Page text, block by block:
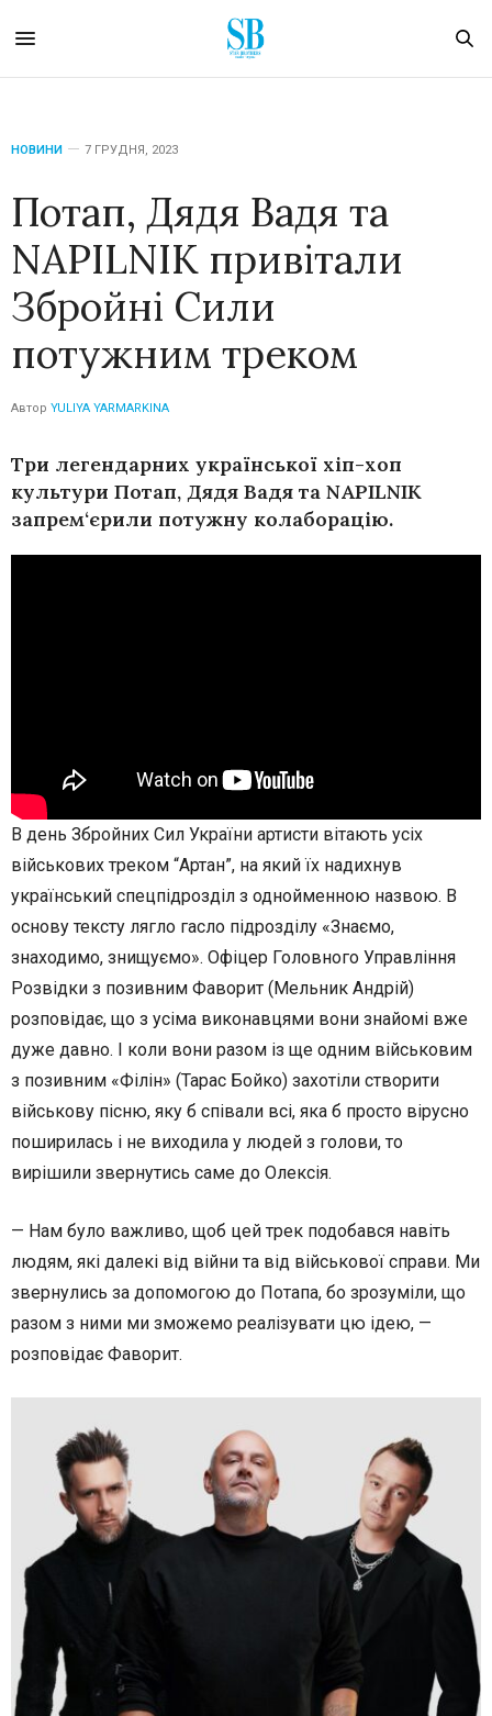
НОВИНИ 7 ГРУДНЯ, 2023
Потап, Дядя Вадя та
NAPILNIK привітали
Збройні Сили
потужним треком
Автор YULIYA YARMARKINA
Три легендарних української хіп-хоп
культури Потап, Дядя Вадя та NAPILNIK
запрем‘єрили потужну колаборацію.
В день Збройних Сил України артисти вітають усіх
військових треком “Артан”, на який їх надихнув
український спецпідрозділ з однойменною назвою. В
основу тексту лягло гасло підрозділу «Знаємо,
знаходимо, знищуємо». Офіцер Головного Управління
Розвідки з позивним Фаворит (Мельник Андрій)
розповідає, що з усіма виконавцями вони знайомі вже
дуже давно. І коли вони разом із ще одним військовим
з позивним «Філін» (Тарас Бойко) захотіли створити
військову пісню, яку б співали всі, яка б просто вірусно
поширилась і не виходила у людей з голови, то
вирішили звернутись саме до Олексія.
— Нам було важливо, щоб цей трек подобався навіть
людям, які далекі від війни та від військової справи. Ми
звернулись за допомогою до Потапа, бо зрозуміли, що
разом з ними ми зможемо реалізувати цю ідею, —
розповідає Фаворит.